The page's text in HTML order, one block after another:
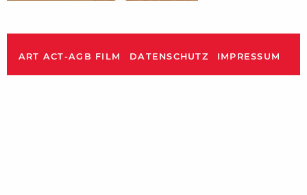
ART ACT-AGB FILM DATENSCHUTZ IMPRESSUM